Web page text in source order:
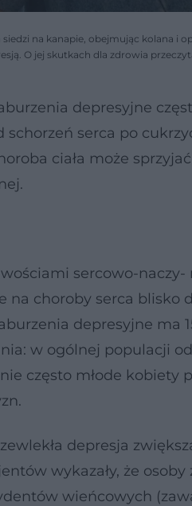
na kanapie, obejmując kolana i
O jej skutkach dla zdrowia
depresyjne
serca po
ciała może
sercowo-
choroby serca blisko
depresyjne ma
w ogólnej populacji
często młode kobiety
depresja
wykazały, że
wieńcowych